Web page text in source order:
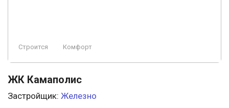
Строится Комфорт
ЖК Камаполис
Застройщик: Железно